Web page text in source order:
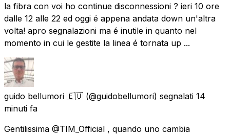
la fibra con voi ho continue disconnessioni ? ieri 10 ore
dalle 12 alle 22 ed oggi é appena andata down un'altra
volta! apro segnalazioni ma é inutile in quanto nel
momento in cui le gestite la linea é tornata up ...
guido bellumori 🇪🇺 (@guidobellumori) segnalati 14
minuti fa
Gentilissima @TIM_Official , quando uno cambia